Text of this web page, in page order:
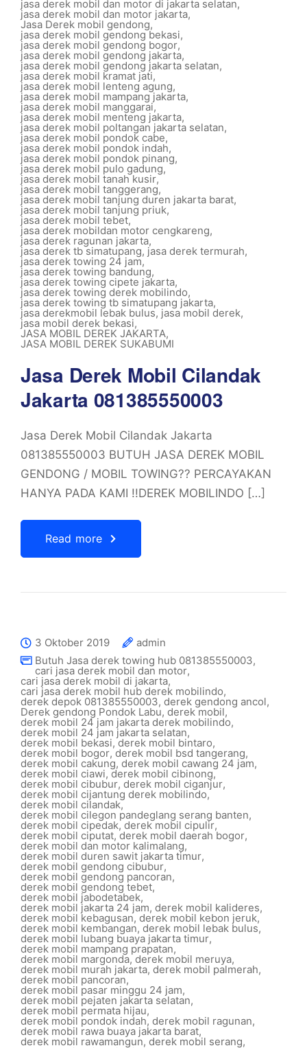
jasa derek mobil dan motor di jakarta selatan,
jasa derek mobil dan motor jakarta,
Jasa Derek mobil gendong,
jasa derek mobil gendong bekasi,
jasa derek mobil gendong bogor,
jasa derek mobil gendong jakarta,
jasa derek mobil gendong jakarta selatan,
jasa derek mobil kramat jati,
jasa derek mobil lenteng agung,
jasa derek mobil mampang jakarta,
jasa derek mobil manggarai,
jasa derek mobil menteng jakarta,
jasa derek mobil poltangan jakarta selatan,
jasa derek mobil pondok cabe,
jasa derek mobil pondok indah,
jasa derek mobil pondok pinang,
jasa derek mobil pulo gadung,
jasa derek mobil tanah kusir,
jasa derek mobil tanggerang,
jasa derek mobil tanjung duren jakarta barat,
jasa derek mobil tanjung priuk,
jasa derek mobil tebet,
jasa derek mobildan motor cengkareng,
jasa derek ragunan jakarta,
jasa derek tb simatupang, jasa derek termurah,
jasa derek towing 24 jam,
jasa derek towing bandung,
jasa derek towing cipete jakarta,
jasa derek towing derek mobilindo,
jasa derek towing tb simatupang jakarta,
jasa derekmobil lebak bulus, jasa mobil derek,
jasa mobil derek bekasi,
JASA MOBIL DEREK JAKARTA,
JASA MOBIL DEREK SUKABUMI
Jasa Derek Mobil Cilandak
Jakarta 081385550003
Jasa Derek Mobil Cilandak Jakarta
081385550003 BUTUH JASA DEREK MOBIL
GENDONG / MOBIL TOWING?? PERCAYAKAN
HANYA PADA KAMI !!DEREK MOBILINDO […]
Read more
3 Oktober 2019
admin
Butuh Jasa derek towing hub 081385550003,
cari jasa derek mobil dan motor,
cari jasa derek mobil di jakarta,
cari jasa derek mobil hub derek mobilindo,
derek depok 081385550003, derek gendong ancol,
Derek gendong Pondok Labu, derek mobil,
derek mobil 24 jam jakarta derek mobilindo,
derek mobil 24 jam jakarta selatan,
derek mobil bekasi,derek mobil bintaro,
derek mobil bogor,derek mobil bsd tangerang,
derek mobil cakung, derek mobil cawang 24 jam,
derek mobil ciawi, derek mobil cibinong,
derek mobil cibubur, derek mobil ciganjur,
derek mobil cijantung derek mobilindo,
derek mobil cilandak,
derek mobil cilegon pandeglang serang banten,
derek mobil cipedak, derek mobil cipulir,
derek mobil ciputat, derek mobil daerah bogor,
derek mobil dan motor kalimalang,
derek mobil duren sawit jakarta timur,
derek mobil gendong cibubur,
derek mobil gendong pancoran,
derek mobil gendong tebet,
derek mobil jabodetabek,
derek mobil jakarta 24 jam, derek mobil kalideres,
derek mobil kebagusan, derek mobil kebon jeruk,
derek mobil kembangan, derek mobil lebak bulus,
derek mobil lubang buaya jakarta timur,
derek mobil mampang prapatan,
derek mobil margonda,derek mobil meruya,
derek mobil murah jakarta, derek mobil palmerah,
derek mobil pancoran,
derek mobil pasar minggu 24 jam,
derek mobil pejaten jakarta selatan,
derek mobil permata hijau,
derek mobil pondok indah, derek mobil ragunan,
derek mobil rawa buaya jakarta barat,
derek mobil rawamangun, derek mobil serang,